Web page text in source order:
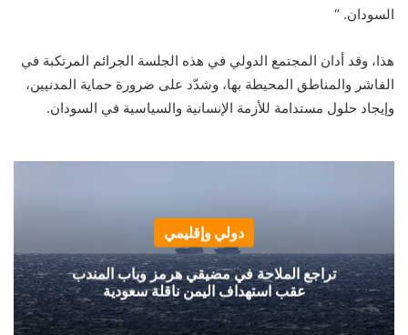
السودان. “
هذا، وقد أدان المجتمع الدولي في هذه الجلسة الجرائم المرتكبة في
الفاشر والمناطق المحيطة بها، وشدّد على ضرورة حماية المدنيين،
وإيجاد حلول مستدامة للأزمة الإنسانية والسياسية في السودان.
دولي وإقليمي
تراجع الملاحة في مضيقي هرمز وباب المندب
عقب استهداف اليمن ناقلة سعودية